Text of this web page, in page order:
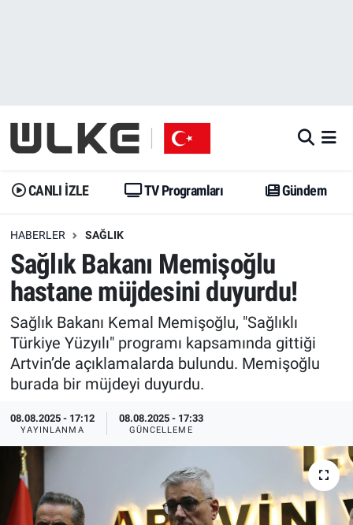
CANLI İZLE TV Programları Gündem
HABERLER SAĞLIK
Sağlık Bakanı Memişoğlu
hastane müjdesini duyurdu!
Sağlık Bakanı Kemal Memişoğlu, "Sağlıklı
Türkiye Yüzyılı" programı kapsamında gittiği
Artvin’de açıklamalarda bulundu. Memişoğlu
burada bir müjdeyi duyurdu.
08.08.2025 - 17:12
YAYINLANMA
08.08.2025 - 17:33
GÜNCELLEME
Gündem
Dünya
Erişim Bilgileri
Ekonomi
Trend
Özel Haberler
Yazarlar
Gündem
Trend
Erişim Bilgileri
Spor
Ekonomi
Dünya
Medya
Özel Haberler
Kadın
İstanbul Namaz Vakitleri
Trafik Durumu
Erişim Bilgileri
Tüm Manşetler
Son Dakika Haberleri
Haber Arşivi